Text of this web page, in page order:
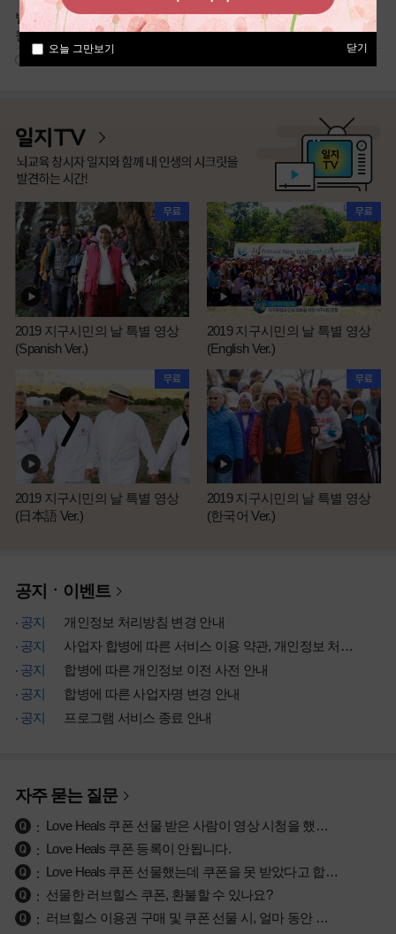
오늘 그만보기 닫기
빌딩 숲 속 전통정원, 미추홀공
원
여유로운 신도시 산책, 청계중
앙공원
2019 지구시민의 날 특별 영상
(Spanish Ver.)
2019 지구시민의 날 특별 영상
(English Ver.)
2019 지구시민의 날 특별 영상
(日本語 Ver.)
2019 지구시민의 날 특별 영상
(한국어 Ver.)
공지ㆍ이벤트
공지
개인정보 처리방침 변경 안내
공지
사업자 합병에 따른 서비스 이용 약관, 개인정보 처리방침 개정 안내
공지
합병에 따른 개인정보 이전 사전 안내
공지
합병에 따른 사업자명 변경 안내
공지
프로그램 서비스 종료 안내
자주 묻는 질문
Love Heals 쿠폰 선물 받은 사람이 영상 시청을 했는지 궁금합니다.
Love Heals 쿠폰 등록이 안됩니다.
Love Heals 쿠폰 선물했는데 쿠폰을 못 받았다고 합니다.
선물한 러브힐스 쿠폰, 환불할 수 있나요?
러브힐스 이용권 구매 및 쿠폰 선물 시, 얼마 동안 시청이 가능한가요?